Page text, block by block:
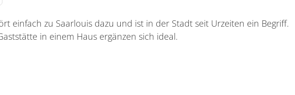
einfach zu Saarlouis dazu und ist in der Stadt seit Urzeiten ein Begriff.
in einem Haus ergänzen sich ideal.